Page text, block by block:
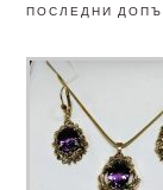
ПОСЛЕДНИ